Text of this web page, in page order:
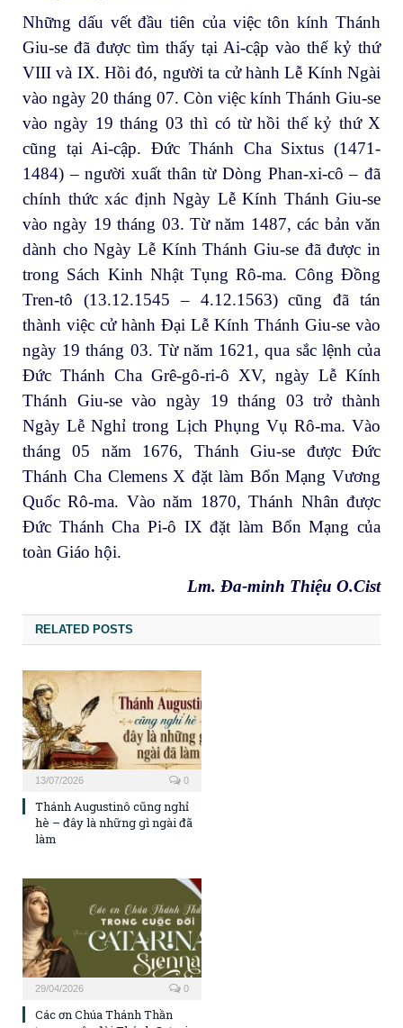
Những dấu vết đầu tiên của việc tôn kính Thánh
Giu-se đã được tìm thấy tại Ai-cập vào thế kỷ thứ
VIII và IX. Hồi đó, người ta cử hành Lễ Kính Ngài
vào ngày 20 tháng 07. Còn việc kính Thánh Giu-se
vào ngày 19 tháng 03 thì có từ hồi thế kỷ thứ X
cũng tại Ai-cập. Đức Thánh Cha Sixtus (1471-
1484) – người xuất thân từ Dòng Phan-xi-cô – đã
chính thức xác định Ngày Lễ Kính Thánh Giu-se
vào ngày 19 tháng 03. Từ năm 1487, các bản văn
dành cho Ngày Lễ Kính Thánh Giu-se đã được in
trong Sách Kinh Nhật Tụng Rô-ma. Công Đồng
Tren-tô (13.12.1545 – 4.12.1563) cũng đã tán
thành việc cử hành Đại Lễ Kính Thánh Giu-se vào
ngày 19 tháng 03. Từ năm 1621, qua sắc lệnh của
Đức Thánh Cha Grê-gô-ri-ô XV, ngày Lễ Kính
Thánh Giu-se vào ngày 19 tháng 03 trở thành
Ngày Lễ Nghỉ trong Lịch Phụng Vụ Rô-ma. Vào
tháng 05 năm 1676, Thánh Giu-se được Đức
Thánh Cha Clemens X đặt làm Bổn Mạng Vương
Quốc Rô-ma. Vào năm 1870, Thánh Nhân được
Đức Thánh Cha Pi-ô IX đặt làm Bổn Mạng của
toàn Giáo hội.
Lm. Đa-minh Thiệu O.Cist
RELATED POSTS
13/07/2026 0
Thánh Augustinô cũng nghỉ
hè – đây là những gì ngài đã
làm
29/04/2026 0
Các ơn Chúa Thánh Thần